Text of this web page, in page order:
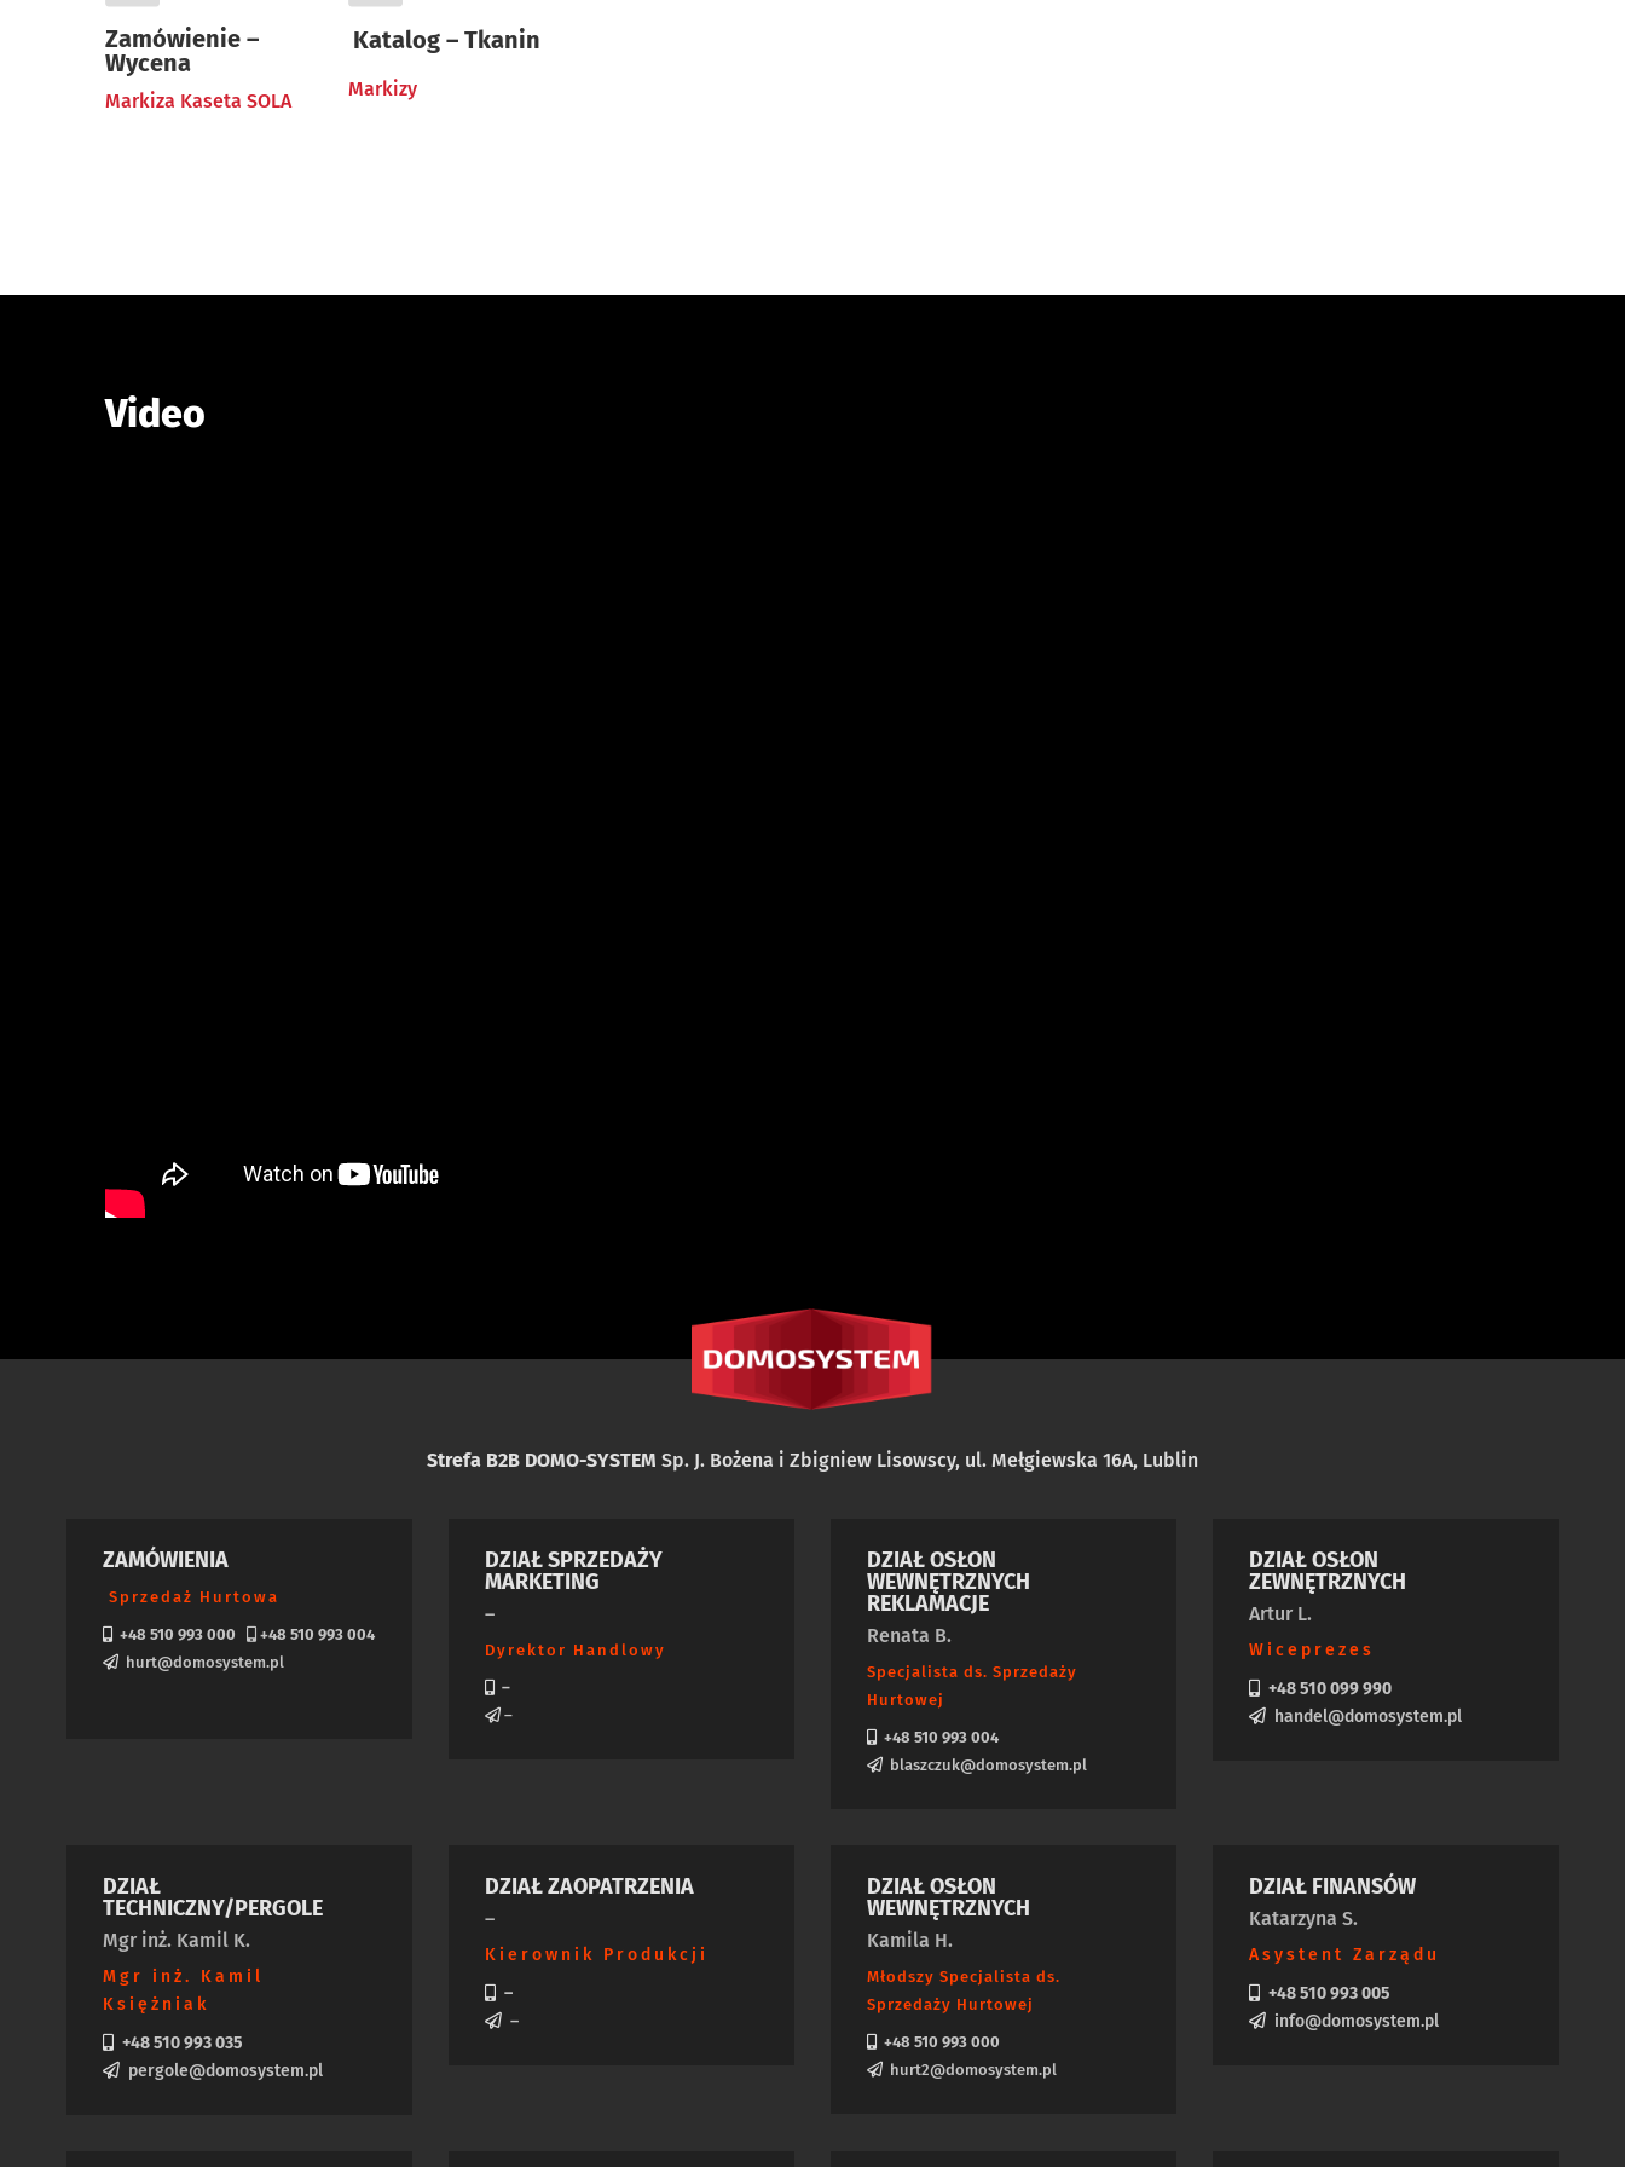
Zamówienie –
Wycena
Markiza Kaseta SOLA
Katalog – Tkanin
Markizy
Video
Strefa B2B DOMO-SYSTEM Sp. J. Bożena i Zbigniew Lisowscy, ul. Mełgiewska 16A, Lublin
ZAMÓWIENIA
Sprzedaż Hurtowa
+48 510 993 000
+48 510 993 004
hurt@domosystem.pl
DZIAŁ SPRZEDAŻY
MARKETING
–
Dyrektor Handlowy
–
–
DZIAŁ OSŁON
WEWNĘTRZNYCH
REKLAMACJE
Renata B.
Specjalista ds. Sprzedaży
Hurtowej
+48 510 993 004
blaszczuk@domosystem.pl
DZIAŁ OSŁON
ZEWNĘTRZNYCH
Artur L.
Wiceprezes
+48 510 099 990
handel@domosystem.pl
DZIAŁ
TECHNICZNY/PERGOLE
Mgr inż. Kamil K.
Mgr inż. Kamil
Księżniak
+48 510 993 035
pergole@domosystem.pl
DZIAŁ ZAOPATRZENIA
–
Kierownik Produkcji
–
–
DZIAŁ OSŁON
WEWNĘTRZNYCH
Kamila H.
Młodszy Specjalista ds.
Sprzedaży Hurtowej
+48 510 993 000
hurt2@domosystem.pl
DZIAŁ FINANSÓW
Katarzyna S.
Asystent Zarządu
+48 510 993 005
info@domosystem.pl